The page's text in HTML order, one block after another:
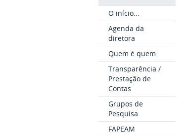
O início...
Agenda da
diretora
Quem é quem
Transparência /
Prestação de
Contas
Grupos de
Pesquisa
FAPEAM